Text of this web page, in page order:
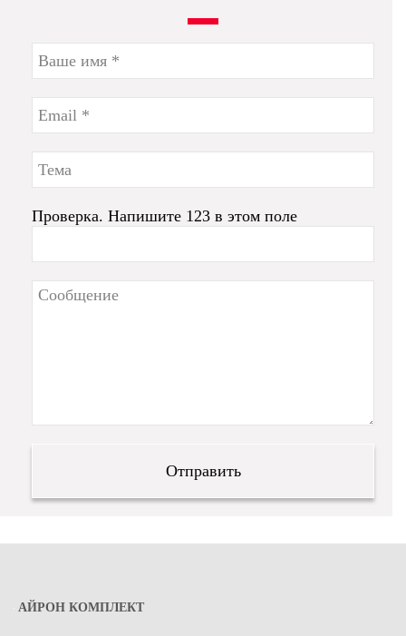
Проверка. Напишите 123 в этом поле
АЙРОН КОМПЛЕКТ